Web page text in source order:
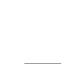
Facebook
le profil Twitter
par WhatsApp